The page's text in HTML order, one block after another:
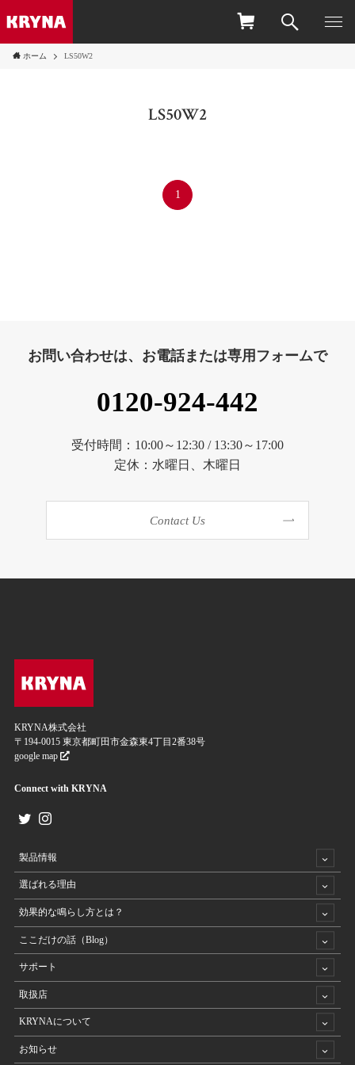
ホーム LS50W2
LS50W2
1
お問い合わせは、お電話または専用フォームで
0120-924-442
受付時間：10:00～12:30 / 13:30～17:00
定休：水曜日、木曜日
Contact Us
KRYNA株式会社
〒194-0015 東京都町田市金森東4丁目2番38号
google map
Connect with KRYNA
製品情報
選ばれる理由
効果的な鳴らし方とは？
ここだけの話（Blog）
サポート
取扱店
KRYNAについて
お知らせ